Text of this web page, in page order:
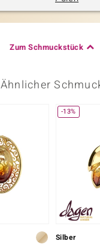
Zum Schmuckstück
Ähnlicher
-13%
Silber